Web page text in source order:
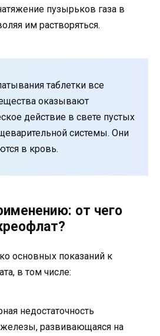
пузырьков газа в
им растворяться.
таблетки все
оказывают
действие в свете пустых
системы. Они
в кровь.
от чего
основных показаний к
в том числе:
недостаточность
развивающаяся на